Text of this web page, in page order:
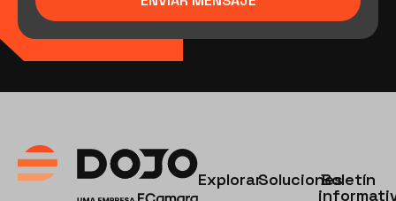
ExplorarSolucionesBoletín